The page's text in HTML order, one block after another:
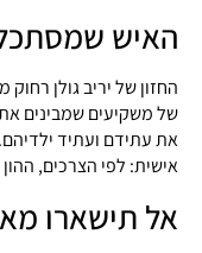
האיש
החזון של יריב גולן
של משקיעים שמבינים
את עתידם ועתיד
אישית: לפי הצרכים,
אל תישארו